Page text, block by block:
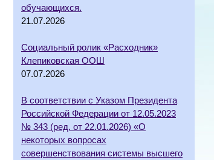
обучающихся.
21.07.2026
Социальный ролик «Расходник»
Клепиковская ООШ
07.07.2026
В соответствии с Указом Президента
Российской Федерации от 12.05.2023
№ 343 (ред. от 22.01.2026) «О
некоторых вопросах
совершенствования системы высшего